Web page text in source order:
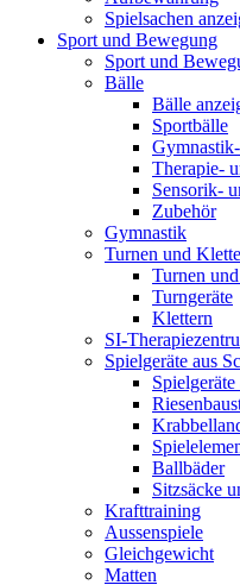
Spielsachen
Sport und Bewegung
Sport und
Bälle
Bälle
Sportbälle
Therapie-
Sensorik-
Zubehör
Gymnastik
Turnen und
Turnen
Turngeräte
Klettern
SI-
Spielgeräte aus
Ballbäder
Sitzsäcke
Krafttraining
Aussenspiele
Gleichgewicht
Matten